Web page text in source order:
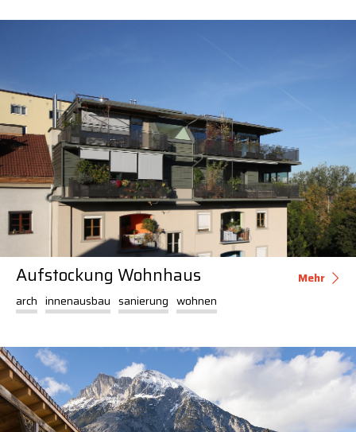
Aufstockung Wohnhaus
Mehr
arch innenausbau sanierung wohnen